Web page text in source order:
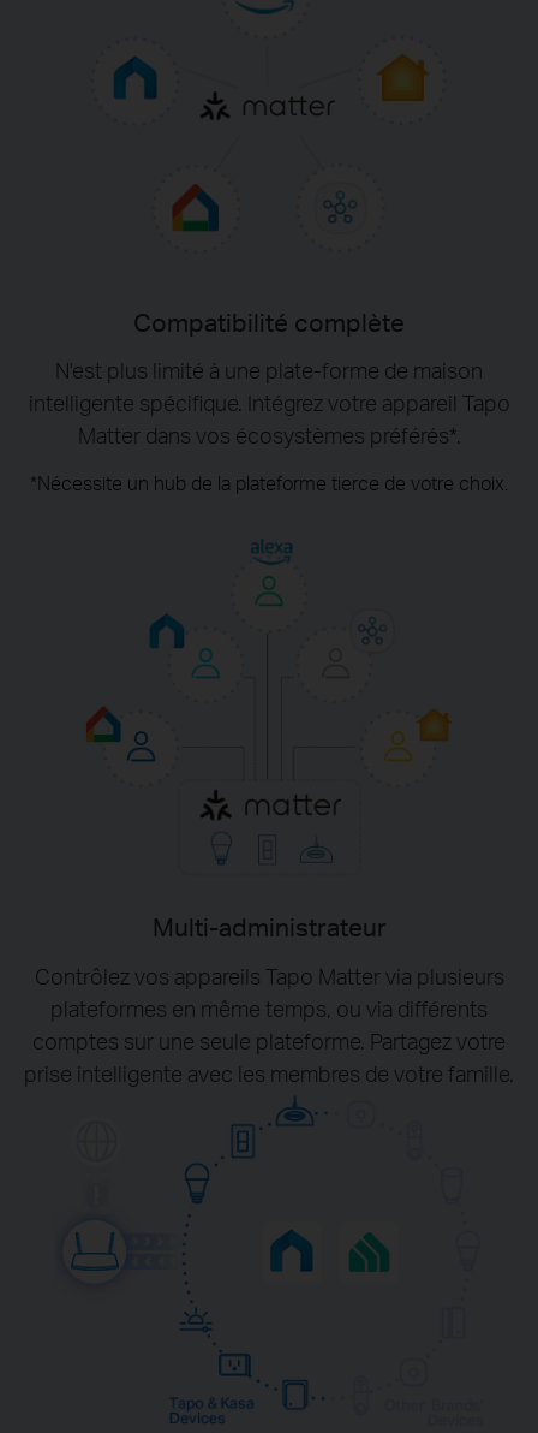
Compatibilité complète
N'est plus limité à une plate-forme de maison
intelligente spécifique. Intégrez votre appareil Tapo
Matter dans vos écosystèmes préférés*.
*Nécessite un hub de la plateforme tierce de votre choix.
Multi-administrateur
Contrôlez vos appareils Tapo Matter via plusieurs
plateformes en même temps, ou via différents
comptes sur une seule plateforme. Partagez votre
prise intelligente avec les membres de votre famille.